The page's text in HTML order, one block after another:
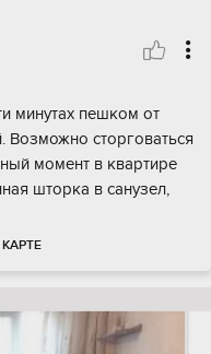
минутах пешком от
Возможно сторговаться
момент в квартире
шторка в санузел,